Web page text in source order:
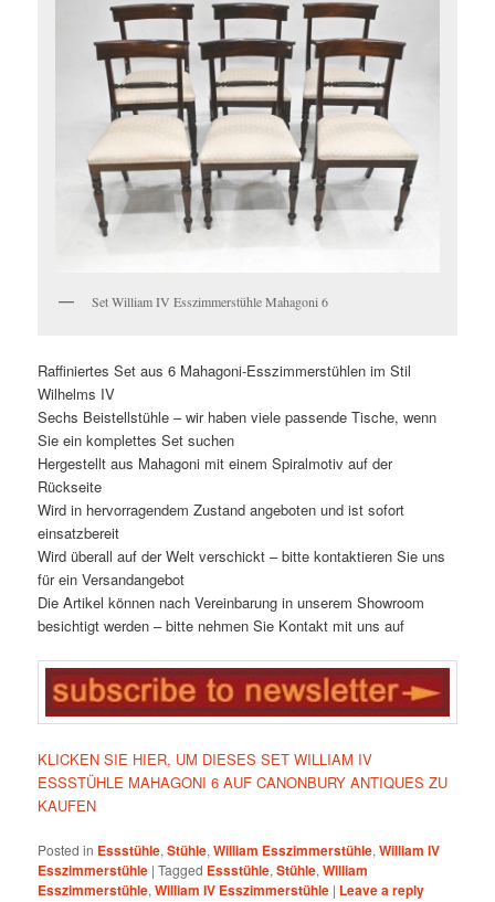
Set William IV Esszimmerstühle Mahagoni 6
Raffiniertes Set aus 6 Mahagoni-Esszimmerstühlen im Stil
Wilhelms IV
Sechs Beistellstühle – wir haben viele passende Tische, wenn
Sie ein komplettes Set suchen
Hergestellt aus Mahagoni mit einem Spiralmotiv auf der
Rückseite
Wird in hervorragendem Zustand angeboten und ist sofort
einsatzbereit
Wird überall auf der Welt verschickt – bitte kontaktieren Sie uns
für ein Versandangebot
Die Artikel können nach Vereinbarung in unserem Showroom
besichtigt werden – bitte nehmen Sie Kontakt mit uns auf
KLICKEN SIE HIER, UM DIESES SET WILLIAM IV
ESSSTÜHLE MAHAGONI 6 AUF CANONBURY ANTIQUES ZU
KAUFEN
Posted in Essstühle,Stühle,William Esszimmerstühle,William IV
Esszimmerstühle |Tagged Essstühle,Stühle,William
Esszimmerstühle,William IV Esszimmerstühle | Leave a reply